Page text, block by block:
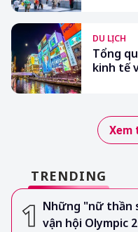
DU LỊCH
Tổng
kinh tế
Xem
TRENDING
Những "nữ thần
vận hội Olympic